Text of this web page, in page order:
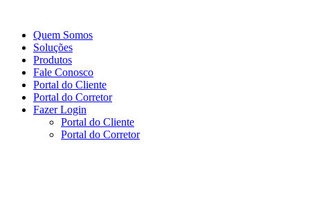
conteúdo
Quem Somos
Soluções
Produtos
Fale Conosco
Portal do Cliente
Portal do Corretor
Fazer Login
Portal do Cliente
Portal do Corretor